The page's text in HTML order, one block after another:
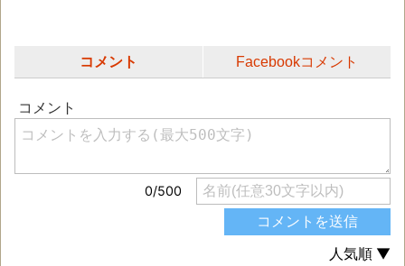
コメント Facebookコメント